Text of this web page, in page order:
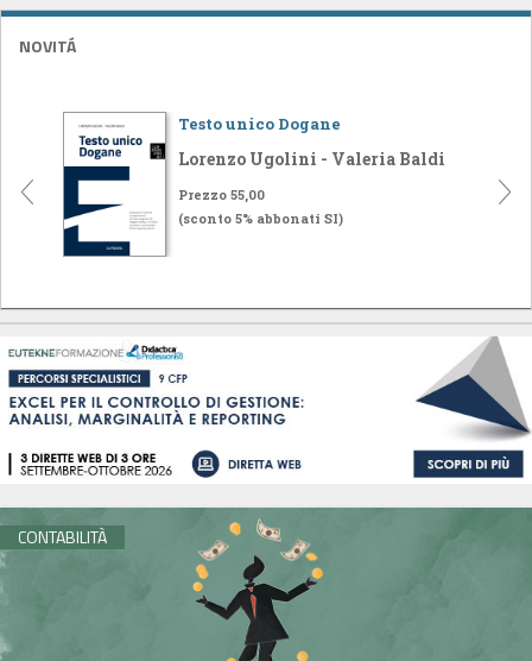
NOVITÁ
Testo unico Dogane
Lorenzo Ugolini - Valeria Baldi
Prezzo 55,00
(sconto 5% abbonati SI)
CONTABILITÀ